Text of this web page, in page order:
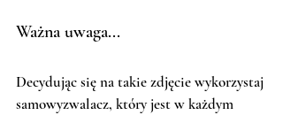
Ważna uwaga...
Decydując się na takie zdjęcie wykorzystaj
samowyzwalacz, który jest w każdym